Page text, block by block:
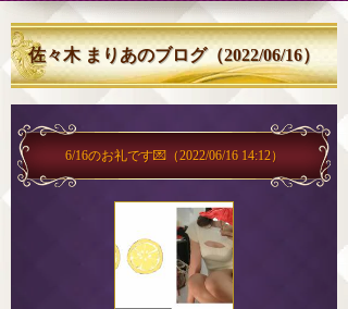
佐々木 まりあのブログ（2022/06/16）
6/16のお礼です💌 （2022/06/16 14:12）